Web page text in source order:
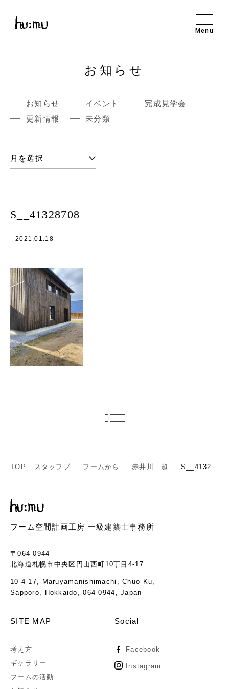
Menu
お知らせ
お知らせ イベント
完成見学会
更新情報
未分類
S__41328708
2021.01.18
フーム空間計画工房 一級建築士事務所
〒064-0944
北海道札幌市中央区円山西町10丁目4-17
10-4-17, Maruyamanishimachi, Chuo Ku,
Sapporo, Hokkaido, 064-0944, Japan
SITE MAP
考え方
ギャラリー
フームの活動
Social
Facebook
Instagram